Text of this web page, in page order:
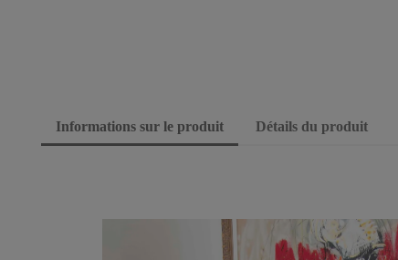
Informations sur le produit Détails du produit